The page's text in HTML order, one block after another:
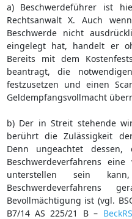
a) Beschwerdeführer ist
Rechtsanwalt X. Auch
Beschwerde nicht
eingelegt hat, handelt er
Bereits mit dem
beantragt, die
festzusetzen und einen
Geldempfangsvollmacht
b) Der in Streit stehende
berührt die Zulässigkeit
Denn ungeachtet
Beschwerdeverfahrens
unterstellen sein
Beschwerdeverfahrens
Bevollmächtigung ist (vgl.
B7/14 AS 225/21 B –